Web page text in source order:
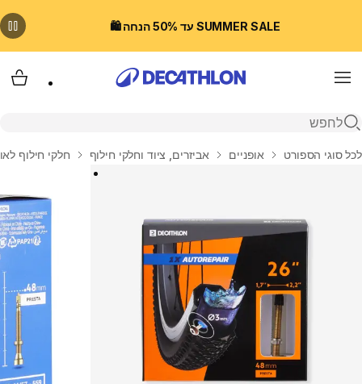
SUMMER SALE עד 50% הנחה 🛍️
Menu
פתיחת חיפוש
בית
לכל סוגי הספורט אופניים אביזרים, ציוד וחלקי חילוף חלקי חילוף